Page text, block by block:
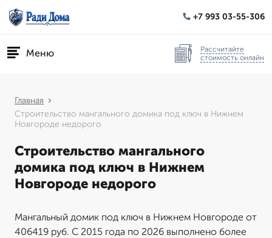
+7 993 03-55-306
Меню
Рассчитайте
стоимость онлайн
Главная
Строительство мангального домика под ключ в Нижнем
Новгороде недорого
Строительство мангального
домика под ключ в Нижнем
Новгороде недорого
Мангальный домик под ключ в Нижнем Новгороде от
406419 руб. С 2015 года по 2026 выполнено более